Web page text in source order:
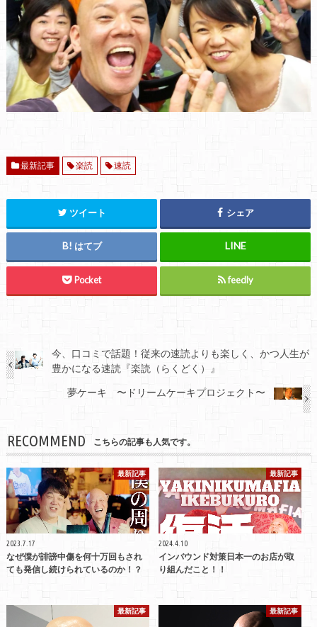
最新記事 楽読 速読
ツイート シェア
はてブ
Pocket feedly
今、口コミで話題！従来の速読よりも楽しく、かつ人生が
豊かになる速読『楽読（らくどく）』
夢ケーキ 〜ドリームケーキプロジェクト〜
RECOMMEND こちらの記事も人気です。
最新記事
2023.7.17
なぜ僕が誹謗中傷を何十万回もされ
ても発信し続けられているのか！？
最新記事
2024.4.10
インバウンド対策日本一のお店が取
り組んだこと！！
最新記事 最新記事